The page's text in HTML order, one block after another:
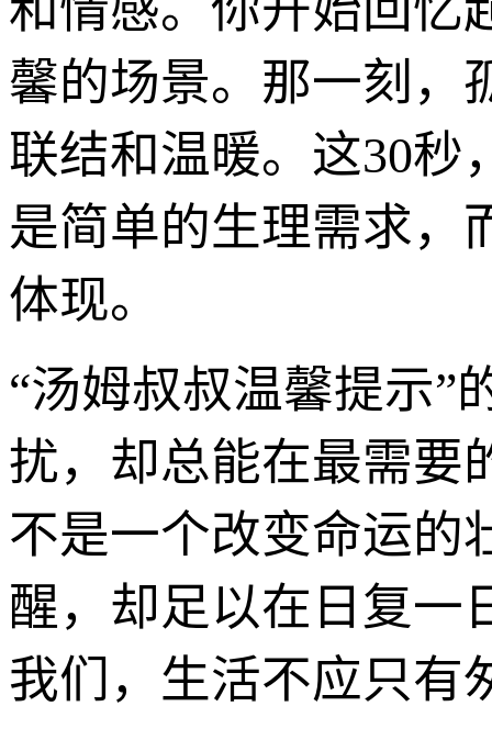
馨的场景。那一刻，
联结和温暖。这30秒
是简单的生理需求，
体现。
“汤姆叔叔温馨提示”
扰，却总能在最需要
不是一个改变命运的
醒，却足以在日复一
我们，生活不应只有